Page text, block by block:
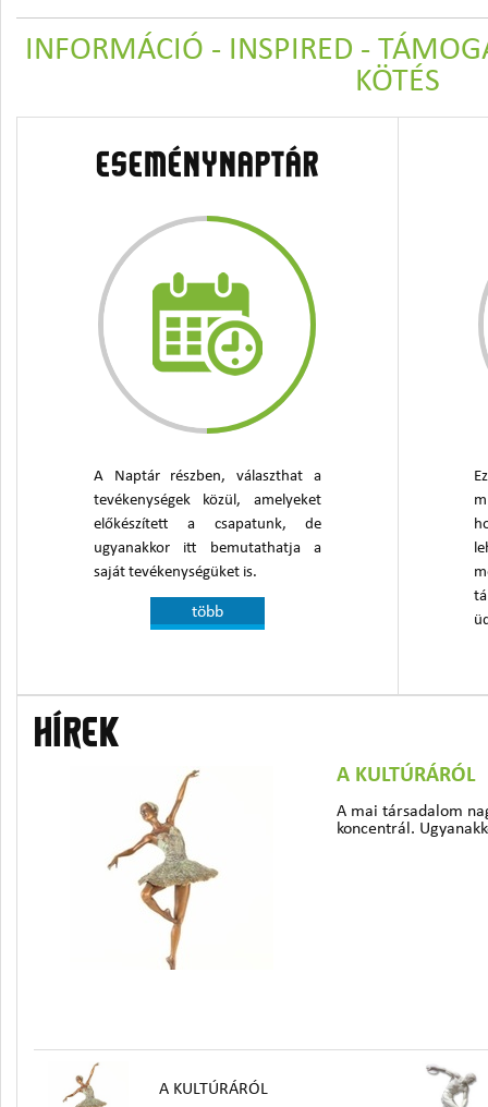
INFORMÁCIÓ - INSPIRED -
KÖTÉS
ESEMÉNYNAPTÁR
A Naptár részben, választhat a
tevékenységek közül, amelyeket
előkészített a csapatunk, de
ugyanakkor itt bemutathatja a
saját tevékenységüket is.
több
HÍREK
A KULTÚRÁRÓL
A mai társadalom
koncentrál.
A KULTÚRÁRÓL